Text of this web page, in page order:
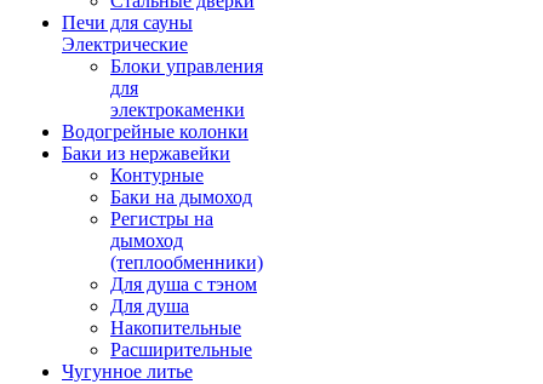
Печи для сауны
Электрические
Блоки управления
для
электрокаменки
Водогрейные колонки
Баки из нержавейки
Контурные
Баки на дымоход
Регистры на
дымоход
(теплообменники)
Для душа с тэном
Для душа
Накопительные
Расширительные
Чугунное литье